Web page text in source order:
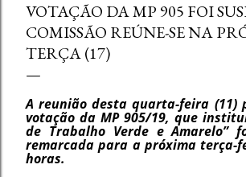
VOTAÇÃO DA MP 905 FOI
COMISSÃO REÚNE-SE NA
TERÇA (17)
A reunião desta quarta-feira (11)
votação da MP 905/19, que
de Trabalho Verde e Amarelo”
remarcada para a próxima terça-
horas.